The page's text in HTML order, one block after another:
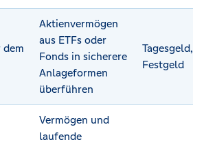
dem
Aktienvermögen
aus ETFs oder
Fonds in sicherere
Anlageformen
überführen
Tagesgeld,
Festgeld
Vermögen und
laufende